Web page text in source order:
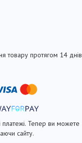
товару протягом 14 днів
платежі. Тепер ви можете
сайту.